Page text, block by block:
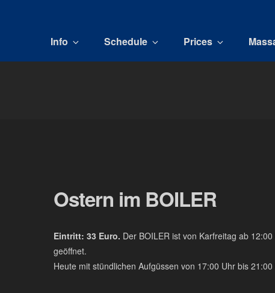
Info Schedule Prices
Ostern im BOILER
Eintritt: 33 Euro. Der BOILER ist von Karfreitag ab
geöffnet.
Heute mit stündlichen Aufgüssen von 17:00 Uhr bis 21:00